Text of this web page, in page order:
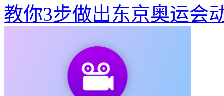
教你3步做出东京奥运会